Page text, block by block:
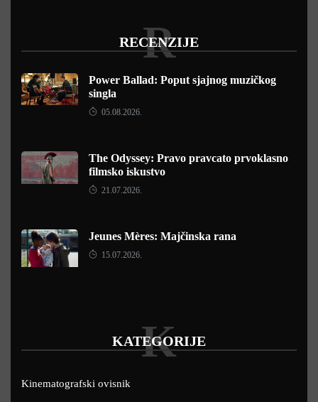
RECENZIJE
R
Power Ballad: Poput sjajnog muzičkog
singla
05.08.2026.
The Odyssey: Pravo pravcato prvoklasno
filmsko iskustvo
21.07.2026.
Jeunes Mères: Majčinska rana
15.07.2026.
KATEGORIJE
K
Kinematografski ovisnik